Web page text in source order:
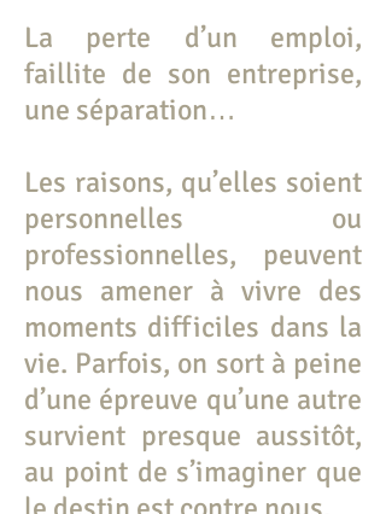
La perte d’un emploi,
faillite de son entreprise,
une séparation…
Les raisons, qu’elles soient
personnelles ou
professionnelles, peuvent
nous amener à vivre des
moments difficiles dans la
vie. Parfois, on sort à peine
d’une épreuve qu’une autre
survient presque aussitôt,
au point de s’imaginer que